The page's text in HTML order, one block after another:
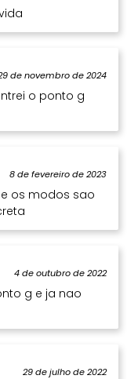
de novembro de 2024
o ponto g
8 de fevereiro de 2023
os modos sao
4 de outubro de 2022
g e ja nao
29 de julho de 2022